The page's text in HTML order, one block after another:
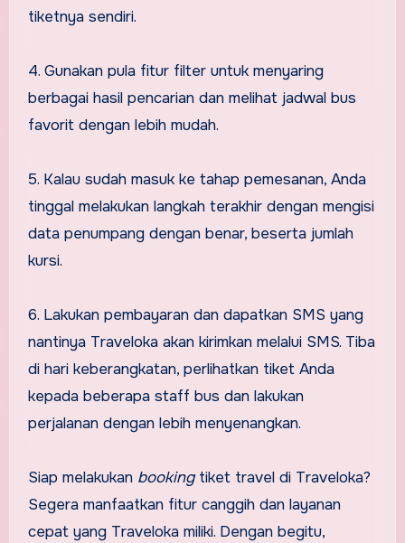
tiketnya sendiri.
4. Gunakan pula fitur filter untuk menyaring
berbagai hasil pencarian dan melihat jadwal bus
favorit dengan lebih mudah.
5. Kalau sudah masuk ke tahap pemesanan, Anda
tinggal melakukan langkah terakhir dengan mengisi
data penumpang dengan benar, beserta jumlah
kursi.
6. Lakukan pembayaran dan dapatkan SMS yang
nantinya Traveloka akan kirimkan melalui SMS. Tiba
di hari keberangkatan, perlihatkan tiket Anda
kepada beberapa staff bus dan lakukan
perjalanan dengan lebih menyenangkan.
Siap melakukan bookingtiket travel di Traveloka?
Segera manfaatkan fitur canggih dan layanan
cepat yang Traveloka miliki. Dengan begitu,